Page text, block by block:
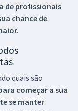
de profissionais
chance de
quais são
começar a sua
se manter